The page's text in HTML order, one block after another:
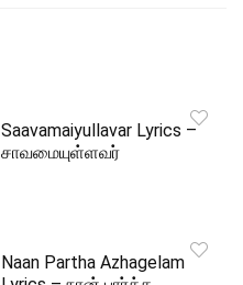
Saavamaiyullavar Lyrics –
சாவமையுள்ளவர்
Naan Partha Azhagelam